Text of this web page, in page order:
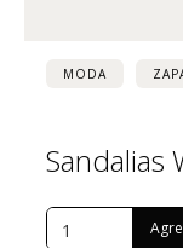
MODA
Sandalias